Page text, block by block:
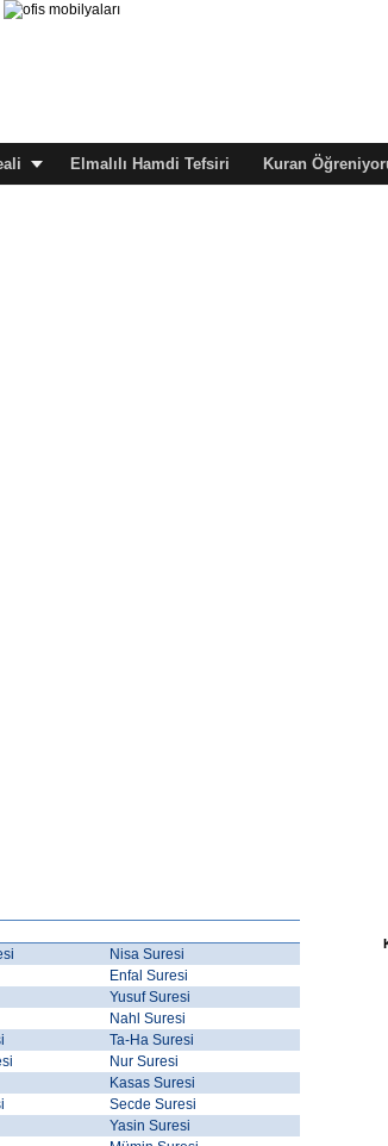
Elmalılı Hamdi Tefsiri Kuran
Nisa Suresi
Enfal Suresi
Yusuf Suresi
Nahl Suresi
Ta-Ha Suresi
Nur Suresi
Kasas Suresi
Secde Suresi
Yasin Suresi